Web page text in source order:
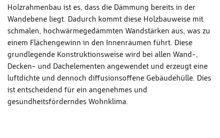
Holzrahmenbau ist es, dass die Dämmung bereits in der
Wandebene liegt. Dadurch kommt diese Holzbauweise mit
schmalen, hochwärmegedämmten Wandstärken aus, was zu
einem Flächengewinn in den Innenräumen führt. Diese
grundlegende Konstruktionsweise wird bei allen Wand-,
Decken- und Dachelementen angewendet und erzeugt eine
luftdichte und dennoch diffusionsoffene Gebäudehülle. Dies
ist entscheidend für ein angenehmes und
gesundheitsförderndes Wohnklima.